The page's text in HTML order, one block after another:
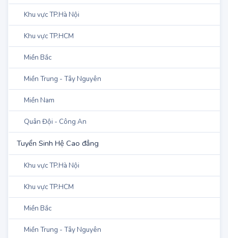
Miền Bắc
Miền Trung - Tây Nguyên
Miền Nam
Quân Đội - Công An
Tuyển Sinh Hệ Cao đẳng
Khu vực TP.Hà Nội
Khu vực TP.HCM
Miền Bắc
Miền Trung - Tây Nguyên
Miền Nam
Đào tạo sư phạm